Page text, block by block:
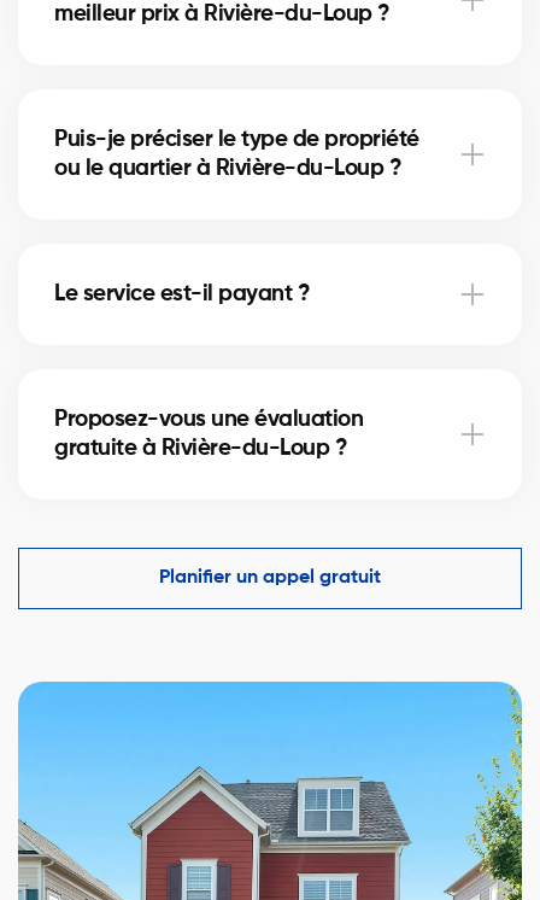
meilleur prix à Rivière-du-Loup ?
certifié.Puis-je préciser le type de propriété
ou le quartier à Rivière-du-Loup ?
appairage.
Le service est-il payant ?
vous.Proposez-vous une évaluation
gratuite à Rivière-du-Loup ?
sur ventes récentes et tendances locales.
Planifier un appel gratuit